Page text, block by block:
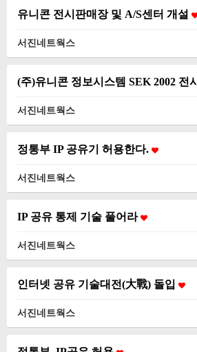
유니콘 전시판매장 및 A/S센터 개설
서진네트웍스
(주)유니콘 정보시스템 SEK 2002 전
서진네트웍스
정통부 IP 공유기 허용한다.
서진네트웍스
IP 공유 통제 기술 풀어라
서진네트웍스
인터넷 공유 기술대전(大戰) 돌입
서진네트웍스